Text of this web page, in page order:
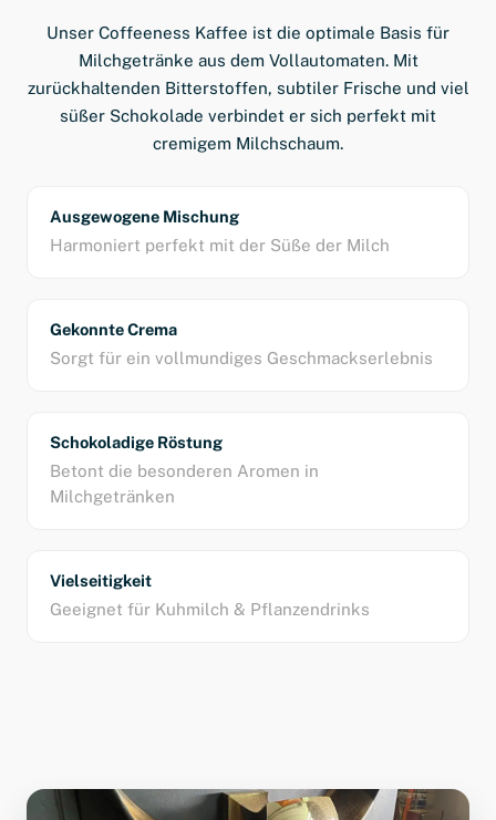
Unser Coffeeness Kaffee ist die optimale Basis für
Milchgetränke aus dem Vollautomaten. Mit
zurückhaltenden Bitterstoffen, subtiler Frische und viel
süßer Schokolade verbindet er sich perfekt mit
cremigem Milchschaum.
Ausgewogene Mischung
Harmoniert perfekt mit der Süße der Milch
Gekonnte Crema
Sorgt für ein vollmundiges Geschmackserlebnis
Schokoladige Röstung
Betont die besonderen Aromen in
Milchgetränken
Vielseitigkeit
Geeignet für Kuhmilch & Pflanzendrinks